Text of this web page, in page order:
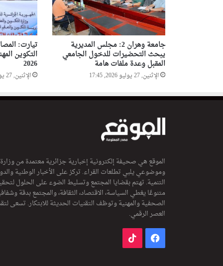
جامعة وهران 2: مجلس المديرية
يبحث التحضيرات للدخول الجامعي
المقبل وعدة ملفات هامة
الإثنين, 27 يوليو 2026, 17:45
تيارت:
التكوين
2026
الإثنين, 27 يوليو 2026, 15:48
الموقع هي صحيفة إلكترونية إخبارية جزائرية معتمدة من
وموضوعي يلبي تطلعات القراء. تركز على الأخبار الوطنية
التنمية. تهتم بقضايا المجتمع وتسليط الضوء على الحلول
متنوعًا يغطي السياسة، الاقتصاد، الثقافة، والمجتمع بدقة
الصحفية والمهنية وتوظف التقنيات الحديثة للابتكار. تسعى
العصر الرقمي.
فيسبوك